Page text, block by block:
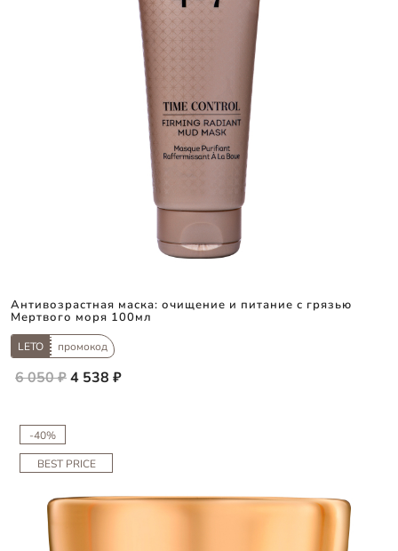
Антивозрастная маска: очищение и питание с грязью
Мертвого моря 100мл
LETO промокод
6 050 ₽4 538 ₽
-40%
BEST PRICE